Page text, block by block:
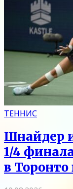
ТЕННИС
Шнайдер
1/4
в Торонто